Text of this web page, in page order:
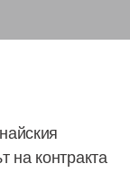
на контракта